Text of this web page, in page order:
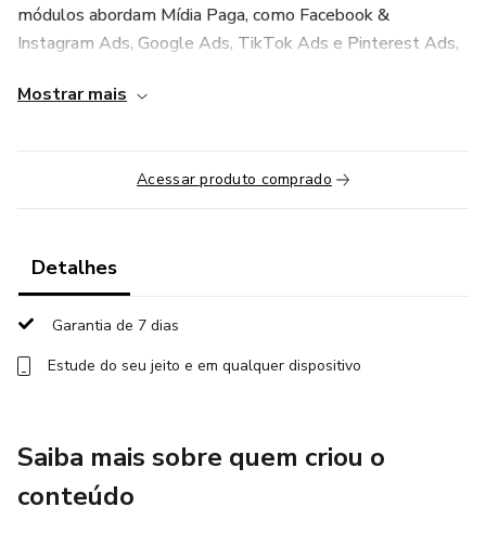
módulos abordam Mídia Paga, como Facebook &
Instagram Ads, Google Ads, TikTok Ads e Pinterest Ads,
qualificado e conversões. Além disso, você entenderá
visitantes em clientes e usar E-mail Marketing e
Automação para nutrir leads e aumentar as vendas.
Criativo, para ajudá-lo a criar anúncios que chamam a
atenção do público e escrever textos persuasivos que
convertem. Utilizando ferramentas como Canva e
PhotoSmart, você aprenderá a produzir conteúdos visuais
de impacto.
atuar em profissões digitais de alto impacto, como Afiliado
Digital, Infoprodutor, Especialista em PLR (Private Label
Mostrar mais
Acessar produto comprado
Detalhes
Garantia de 7 dias
Estude do seu jeito e em qualquer dispositivo
Saiba mais sobre quem criou o
conteúdo